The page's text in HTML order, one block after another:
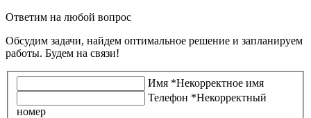
Ответим на любой вопрос
Обсудим задачи, найдем оптимальное решение и запланируем
работы. Будем на связи!
Имя *Некорректное имя
Телефон *Некорректный
номер